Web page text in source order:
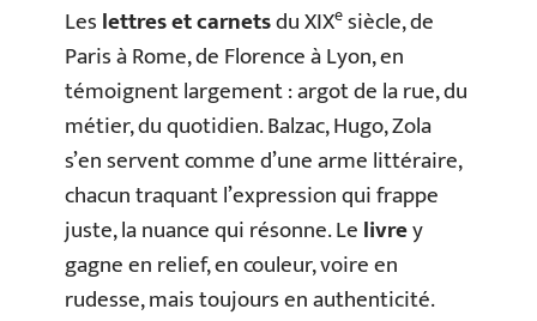
Leslettres et carnetsdu XIXesiècle, de
Paris à Rome, de Florence à Lyon, en
témoignent largement : argot de la rue, du
métier, du quotidien. Balzac, Hugo, Zola
s’en servent comme d’une arme littéraire,
chacun traquant l’expression qui frappe
juste, la nuance qui résonne. Lelivrey
gagne en relief, en couleur, voire en
rudesse, mais toujours en authenticité.